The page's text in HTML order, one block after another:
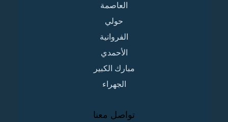
العاصمة
حولي
الفروانية
الأحمدي
مبارك الكبير
الجهراء
تواصل معنا